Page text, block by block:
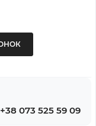
+38 073 525 59 09